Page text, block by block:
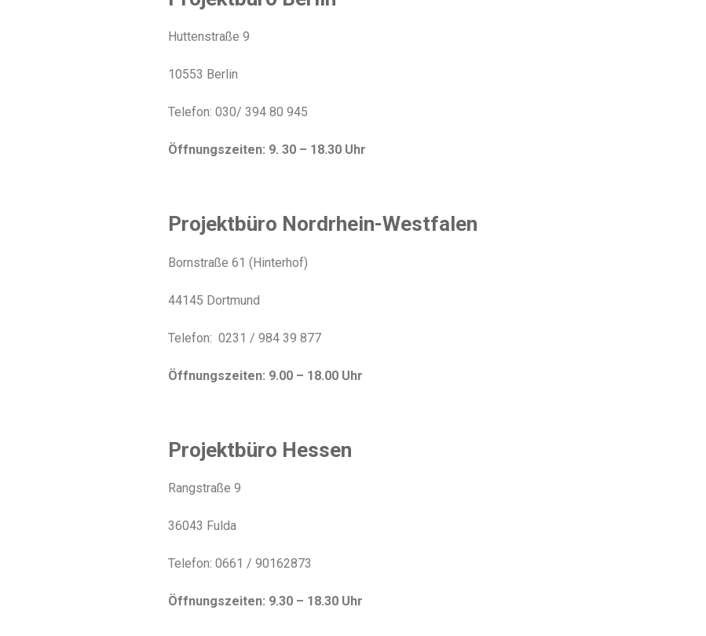
Huttenstraße 9
10553 Berlin
Telefon: 030/ 394 80 945
Öffnungszeiten: 9. 30 – 18.30 Uhr
Projektbüro Nordrhein-Westfalen
Bornstraße 61 (Hinterhof)
44145 Dortmund
Telefon: 0231 / 984 39 877
Öffnungszeiten: 9.00 – 18.00 Uhr
Projektbüro Hessen
Rangstraße 9
36043 Fulda
Telefon: 0661 / 90162873
Öffnungszeiten: 9.30 – 18.30 Uhr